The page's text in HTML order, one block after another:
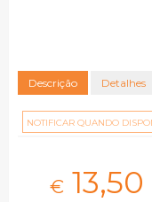
Descrição Detalhes
NOTIFICAR QUANDO
€ 13,50